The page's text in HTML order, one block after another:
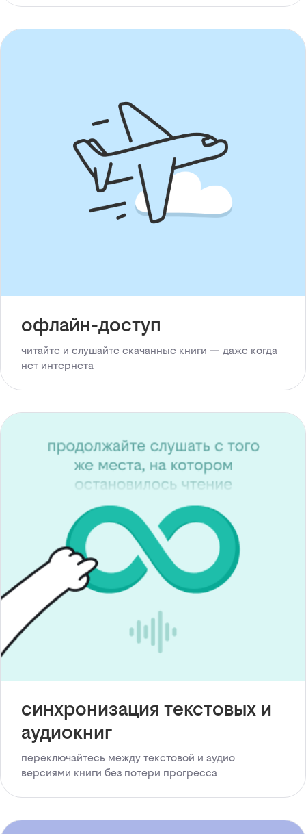
офлайн-доступ
читайте и слушайте скачанные книги — даже когда
нет интернета
синхронизация текстовых и
аудиокниг
переключайтесь между текстовой и аудио
версиями книги без потери прогресса